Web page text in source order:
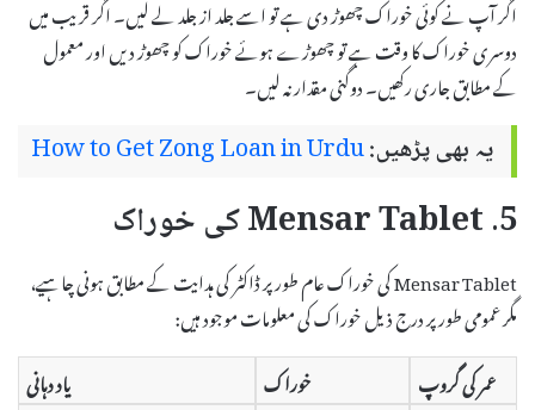
اگر آپ نے کوئی خوراک چھوڑ دی ہے تو اسے جلد از جلد لے لیں۔ اگر قریب میں
دوسری خوراک کا وقت ہے تو چھوڑے ہوئے خوراک کو چھوڑ دیں اور معمول
کے مطابق جاری رکھیں۔ دوگنی مقدار نہ لیں۔
یہ بھی پڑھیں:How to Get Zong Loan in Urdu
5. Mensar Tablet کی خوراک
Mensar Tablet کی خوراک عام طور پر ڈاکٹر کی ہدایت کے مطابق ہونی چاہیے،
مگر عمومی طور پر درج ذیل خوراک کی معلومات موجود ہیں:
عمر کی گروپ
خوراک
یاد دہانی